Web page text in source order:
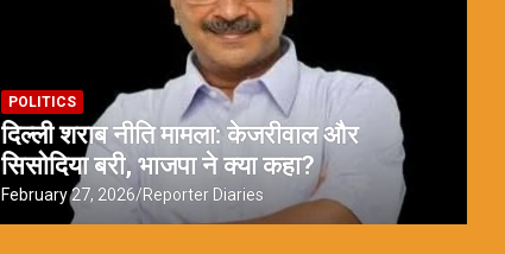
POLITICS
दिल्ली शराब नीति मामला: केजरीवाल और
सिसोदिया बरी, भाजपा ने क्या कहा?
February 27, 2026 Reporter Diaries